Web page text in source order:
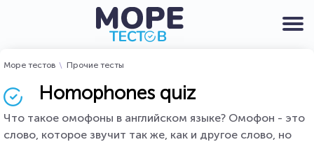
Море тестов Прочие тесты
Homophones quiz
Что такое омофоны в английском языке? Омофон - это
слово, которое звучит так же, как и другое слово, но